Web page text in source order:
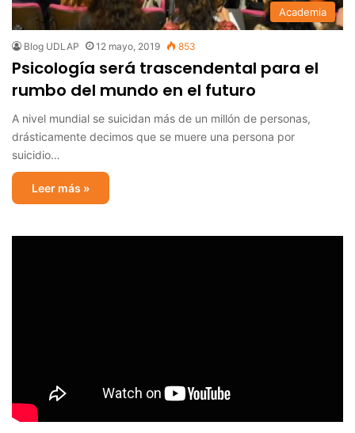
Academia
Blog UDLAP 12 mayo, 2019 853
Psicología será trascendental para el
rumbo del mundo en el futuro
A nivel mundial se suicidan más de un millón de personas,
drásticamente decimos que se muere una persona por
suicidio…
Leer más »